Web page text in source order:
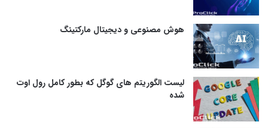
هوش مصنوعی و دیجیتال مارکتینگ
لیست الگوریتم های گوگل که بطور کامل رول اوت
شده